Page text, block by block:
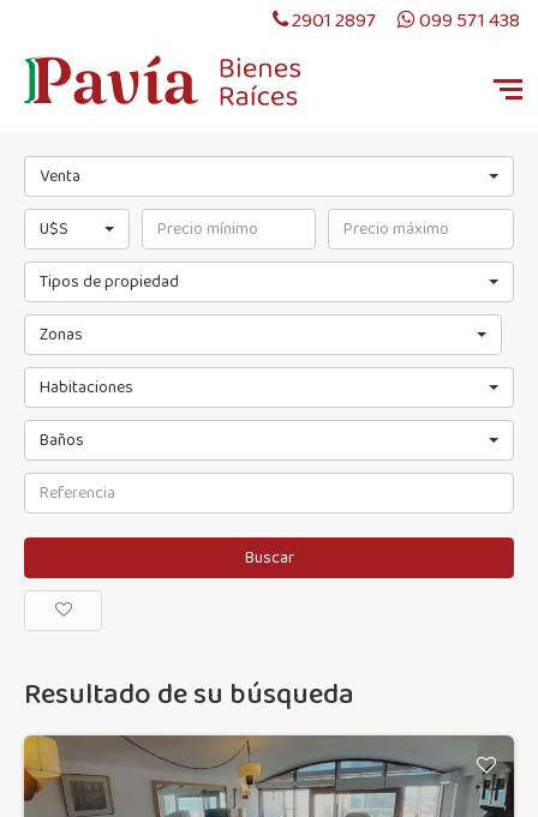
2901 2897 099 571 438
Venta
U$S
Tipos de propiedad
Zonas
Habitaciones
Baños
Buscar
Resultado de su búsqueda